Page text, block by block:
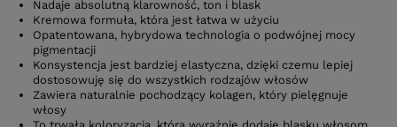
Nadaje absolutną klarowność, ton i blask
Kremowa formuła, która jest łatwa w użyciu
Opatentowana, hybrydowa technologia o podwójnej mocy
pigmentacji
Konsystencja jest bardziej elastyczna, dzięki czemu lepiej
dostosowuję się do wszystkich rodzajów włosów
Zawiera naturalnie pochodzący kolagen, który pielęgnuje
włosy